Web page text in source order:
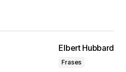
Elbert Hubbard
Frases